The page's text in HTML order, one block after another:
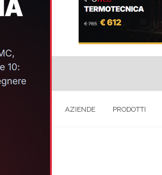
AZIENDE PRODOTTI